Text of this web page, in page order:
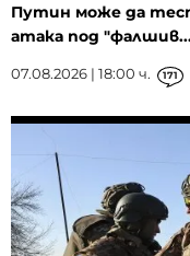
Путин може да
атака под
07.08.2026 | 18:00 ч. 171